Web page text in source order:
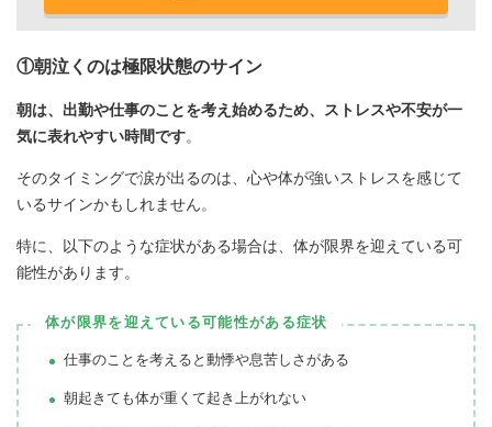
①朝泣くのは極限状態のサイン
朝は、出勤や仕事のことを考え始めるため、ストレスや不安が一
気に表れやすい時間です。
そのタイミングで涙が出るのは、心や体が強いストレスを感じて
いるサインかもしれません。
特に、以下のような症状がある場合は、体が限界を迎えている可
能性があります。
体が限界を迎えている可能性がある症状
仕事のことを考えると動悸や息苦しさがある
朝起きても体が重くて起き上がれない